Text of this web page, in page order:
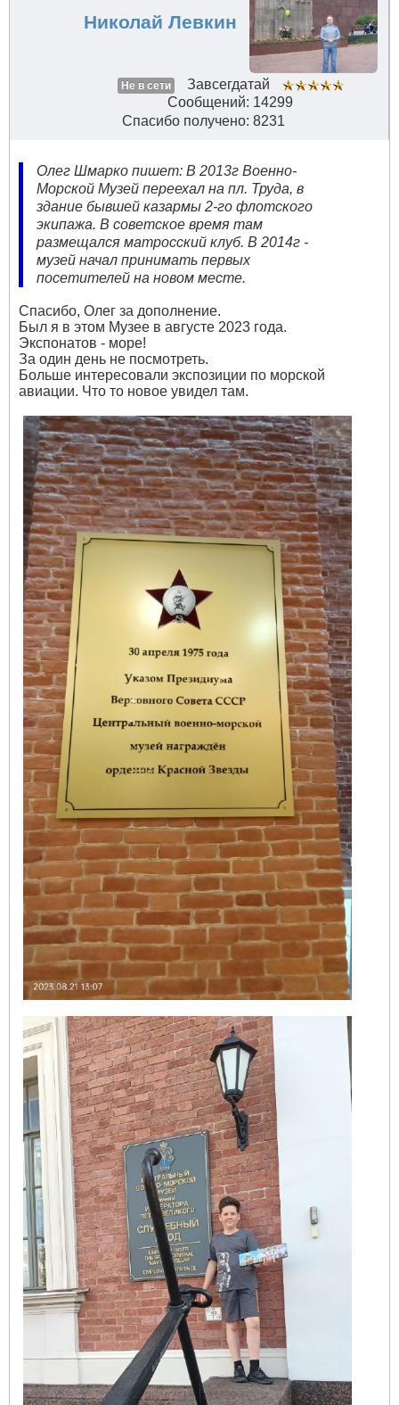
Николай Левкин
Не в сети
Завсегдатай
Сообщений: 14299
Спасибо получено: 8231
Олег Шмарко пишет: В 2013г Военно-
Морской Музей переехал на пл. Труда, в
здание бывшей казармы 2-го флотского
экипажа. В советское время там
размещался матросский клуб. В 2014г -
музей начал принимать первых
посетителей на новом месте.
Спасибо, Олег за дополнение.
Был я в этом Музее в августе 2023 года.
Экспонатов - море!
За один день не посмотреть.
Больше интересовали экспозиции по морской
авиации. Что то новое увидел там.